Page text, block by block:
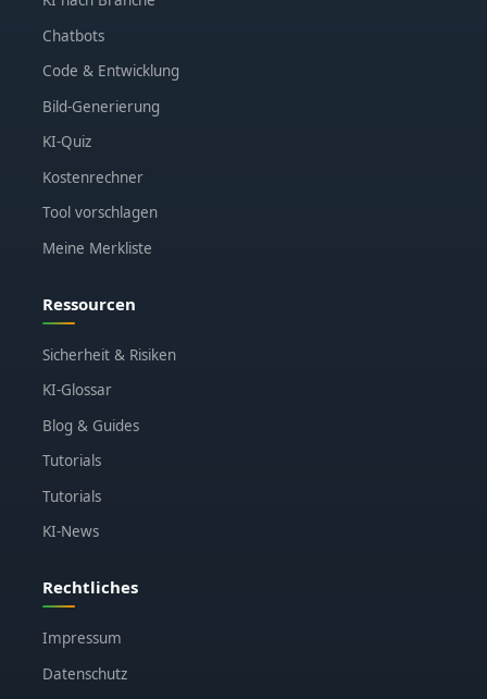
Chatbots
Code & Entwicklung
Bild-Generierung
KI-Quiz
Kostenrechner
Tool vorschlagen
Meine Merkliste
Ressourcen
Sicherheit & Risiken
KI-Glossar
Blog & Guides
Tutorials
Tutorials
KI-News
Rechtliches
Impressum
Datenschutz